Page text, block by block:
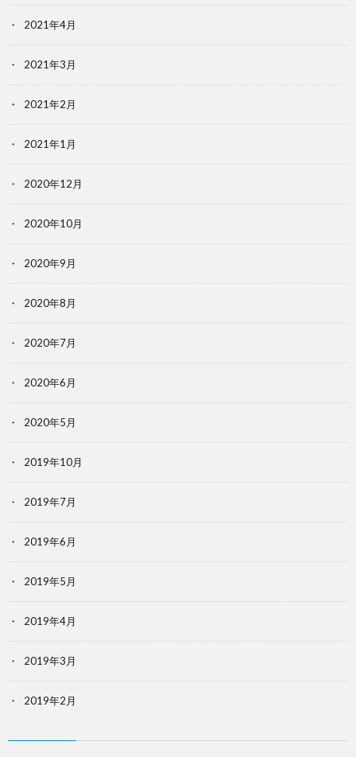
2021年4月
2021年3月
2021年2月
2021年1月
2020年12月
2020年10月
2020年9月
2020年8月
2020年7月
2020年6月
2020年5月
2019年10月
2019年7月
2019年6月
2019年5月
2019年4月
2019年3月
2019年2月